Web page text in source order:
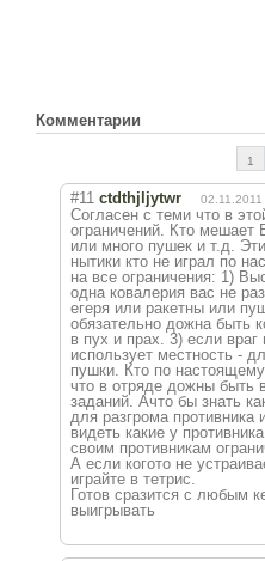
Комментарии
1
#11 ctdthjljytwr 02.11.2011
Согласен с теми что в
ограничений. Кто мешает
или много пушек и т.д.
нытики кто не играл по
на все ограничения: 1)
одна ковалерия вас не
егеря или ракетны или
обязательно дожна быть
в пух и прах. 3) если
использует местность -
пушки. Кто по настоящему
что в отряде дожны быть
заданий. Ачто бы знать
для разгрома противника
видеть какие у
своим противникам
А если когото не
играйте в тетрис.
Готов сразится с любым
выигрывать